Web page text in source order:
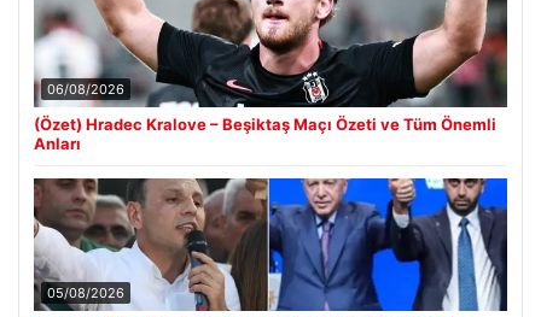
06/08/2026
(Özet) Hradec Kralove – Beşiktaş Maçı Özeti ve Tüm Önemli
Anları
05/08/2026